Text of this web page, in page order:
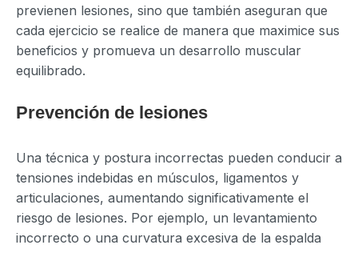
previenen lesiones, sino que también aseguran que
cada ejercicio se realice de manera que maximice sus
beneficios y promueva un desarrollo muscular
equilibrado.
Prevención de lesiones
Una técnica y postura incorrectas pueden conducir a
tensiones indebidas en músculos, ligamentos y
articulaciones, aumentando significativamente el
riesgo de lesiones. Por ejemplo, un levantamiento
incorrecto o una curvatura excesiva de la espalda